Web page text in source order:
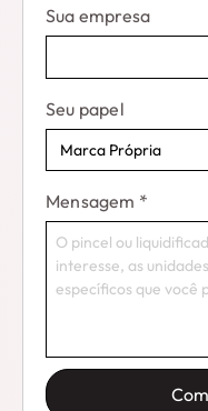
Sua empresa
Seu papel
Mensagem *